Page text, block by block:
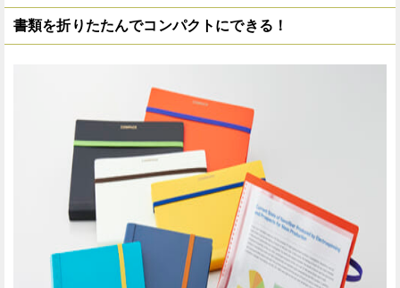
書類を折りたたんでコンパクトにできる！